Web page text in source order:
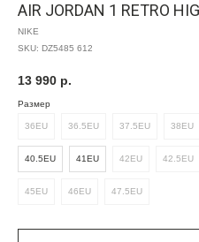
AIR JORDAN 1 RETRO
NIKE
SKU: DZ5485 612
13 990 р.
Размер
36EU 36.5EU 37.5EU 38EU
40.5EU 41EU 42EU 42.5EU
45EU 46EU 47.5EU